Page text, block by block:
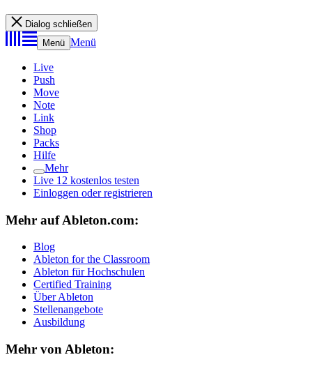
Dialog schließen
Menü Menü
Live
Push
Move
Note
Link
Shop
Packs
Hilfe
Mehr
Live 12 kostenlos testen
Einloggen oder registrieren
Mehr auf Ableton.com:
Blog
Ableton for the Classroom
Ableton für Hochschulen
Certified Training
Über Ableton
Stellenangebote
Ausbildung
Mehr von Ableton: